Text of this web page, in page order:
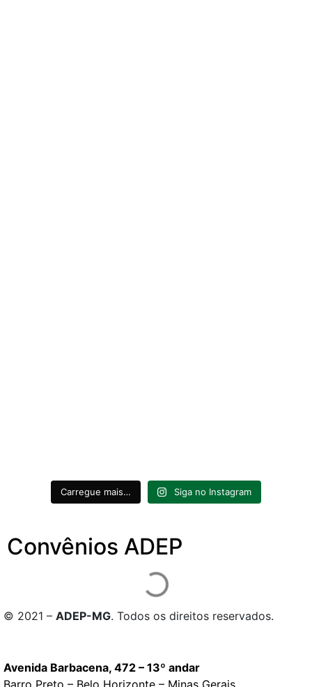
Carregue mais… Siga no Instagram
Convênios ADEP
© 2021 – ADEP-MG. Todos os direitos reservados.
Avenida Barbacena, 472 – 13º andar
Barro Preto – Belo Horizonte – Minas Gerais